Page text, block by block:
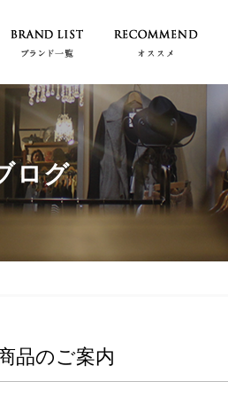
ログ
品のご案内